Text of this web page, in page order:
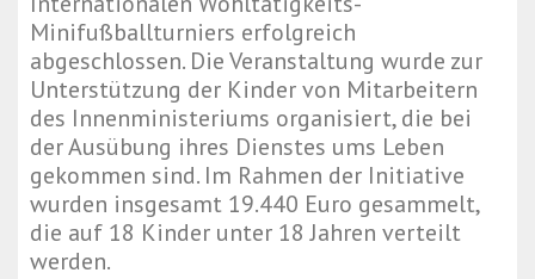
Minifußballturniers erfolgreich
abgeschlossen. Die Veranstaltung wurde zur
Unterstützung der Kinder von Mitarbeitern
des Innenministeriums organisiert, die bei
der Ausübung ihres Dienstes ums Leben
gekommen sind. Im Rahmen der Initiative
wurden insgesamt 19.440 Euro gesammelt,
die auf 18 Kinder unter 18 Jahren verteilt
werden.